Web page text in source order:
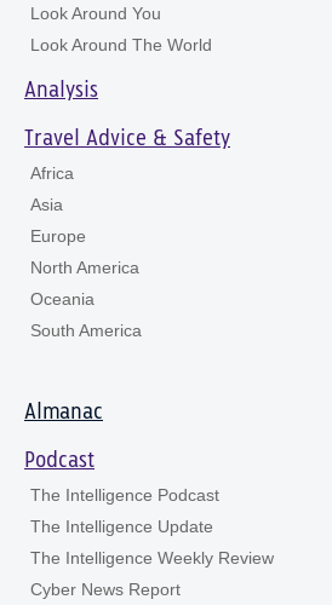
Look Around You
Look Around The World
Analysis
Travel Advice & Safety
Africa
Asia
Europe
North America
Oceania
South America
Almanac
Podcast
The Intelligence Podcast
The Intelligence Update
The Intelligence Weekly Review
Cyber News Report